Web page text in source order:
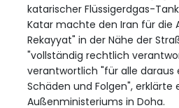
katarischer Flüssigerdgas-
Katar machte den Iran für die
Rekayyat" in der Nähe der
"vollständig rechtlich
verantwortlich "für alle daraus
Schäden und Folgen", erklärte
Außenministeriums in Doha.